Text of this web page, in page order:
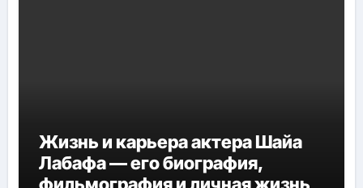
Жизнь и карьера актера Шайа
Лабафа — его биография,